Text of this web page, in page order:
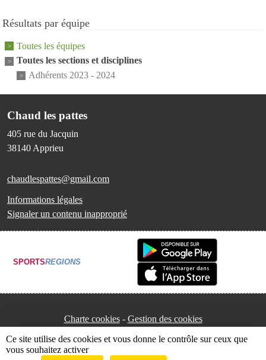
Résultats par équipe
Toutes les équipes
Toutes les sections et disciplines
Adhérents 2023 - 2024
Chaud les pattes
405 rue du Jacquin
38140 Apprieu
chaudlespattes@gmail.com
Informations légales
Signaler un contenu inapproprié
SPORTSREGIONS
Charte cookies Gestion des cookies
Ce site utilise des cookies et vous donne le contrôle sur ceux que
vous souhaitez activer